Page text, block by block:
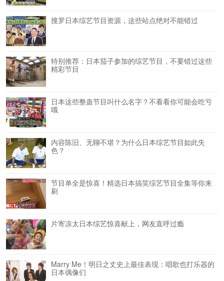
搜罗日本综艺节目资源，这些站点绝对不能错过
特别推荐：日本茄子参加的综艺节目，不要错过这些
精彩节目
日本这些整蛊节目叫什么名字？不看看你可能会吃亏
哦
内容陈旧、无聊不堪？为什么日本综艺节目如此失
色？
节目单全是惊喜！精选日本搞笑综艺节目全集等你来
刷
片寄凉太日本综艺惊喜献上，网友直呼过瘾
Marry Me！明日之丈史上最佳表现：唱歌也打乐器的
日本偶像们